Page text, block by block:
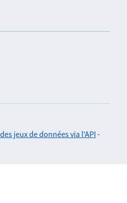
jeux de données via l'API -